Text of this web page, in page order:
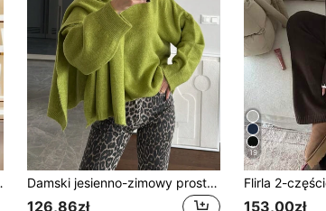
jesień/zima
Damski jesienno-zimowy prosty dzianinowy komplet swetra w jednolitym kolorze z szalikiem, stylowy i elegancki zestaw swetra
126,86zł
19
153,00zł